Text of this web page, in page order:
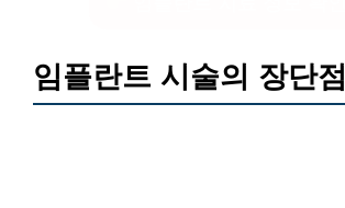
임플란트 시술의 장단점